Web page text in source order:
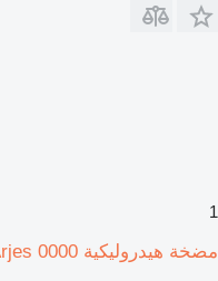
1
مضخة هيدروليكية Arjes 0000